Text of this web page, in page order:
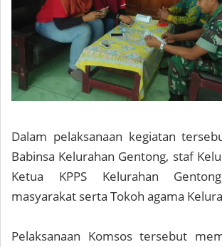
Dalam pelaksanaan kegiatan
Babinsa Kelurahan Gentong, staf
Ketua KPPS Kelurahan
masyarakat serta Tokoh agama
Pelaksanaan Komsos tersebut